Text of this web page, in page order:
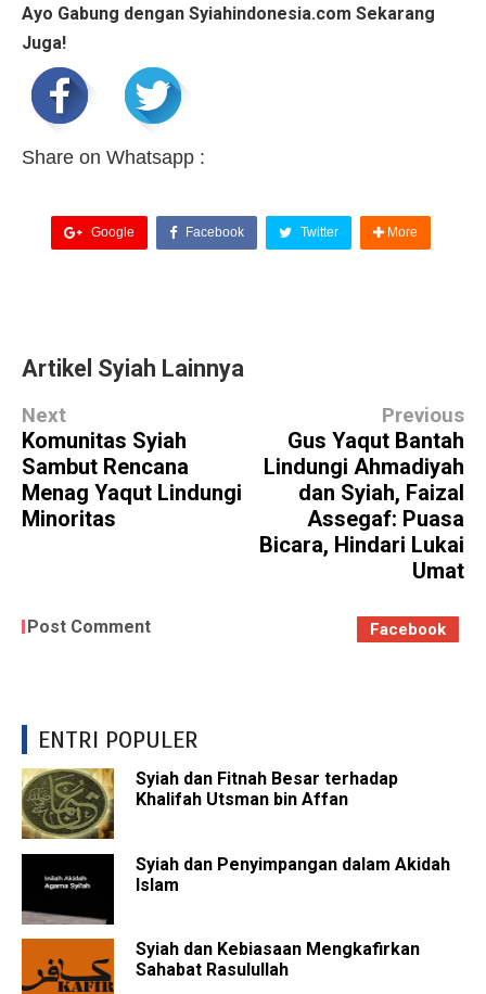
Ayo Gabung dengan Syiahindonesia.com Sekarang
Juga!
Share on Whatsapp :
Google Facebook Twitter More
Artikel Syiah Lainnya
Next
Komunitas Syiah
Sambut Rencana
Menag Yaqut Lindungi
Minoritas
Previous
Gus Yaqut Bantah
Lindungi Ahmadiyah
dan Syiah, Faizal
Assegaf: Puasa
Bicara, Hindari Lukai
Umat
Post Comment Facebook
ENTRI POPULER
Syiah dan Fitnah Besar terhadap
Khalifah Utsman bin Affan
Syiah dan Penyimpangan dalam Akidah
Islam
Syiah dan Kebiasaan Mengkafirkan
Sahabat Rasulullah